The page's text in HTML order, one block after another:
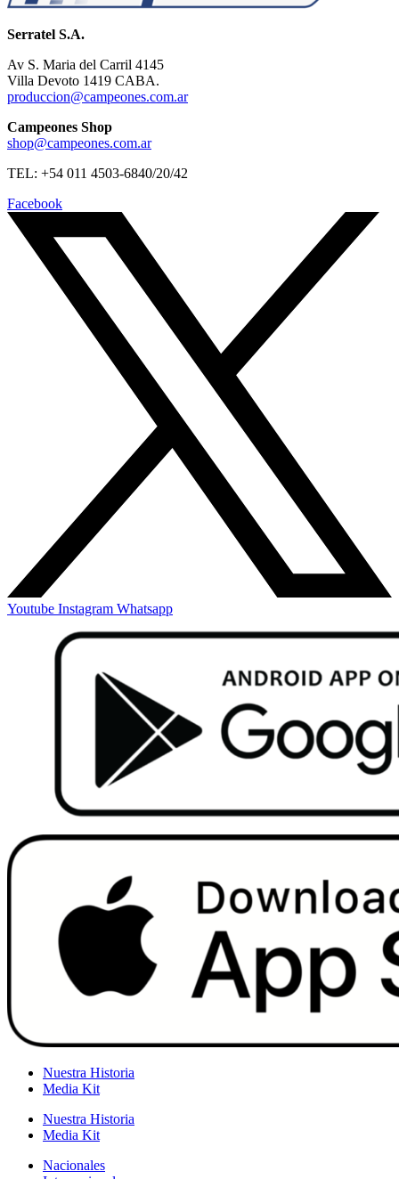
Serratel S.A.
Av S. Maria del Carril 4145
Villa Devoto 1419 CABA.
produccion@campeones.com.ar
Campeones Shop
shop@campeones.com.ar
TEL: +54 011 4503-6840/20/42
Facebook
Youtube Instagram Whatsapp
Nuestra Historia
Media Kit
Nuestra Historia
Media Kit
Nacionales